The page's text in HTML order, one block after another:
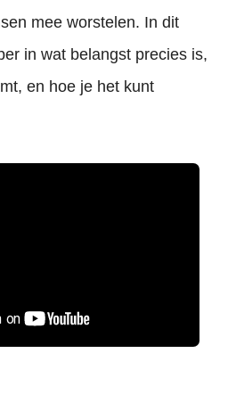
mee worstelen. In dit
in wat belangst precies is,
en hoe je het kunt